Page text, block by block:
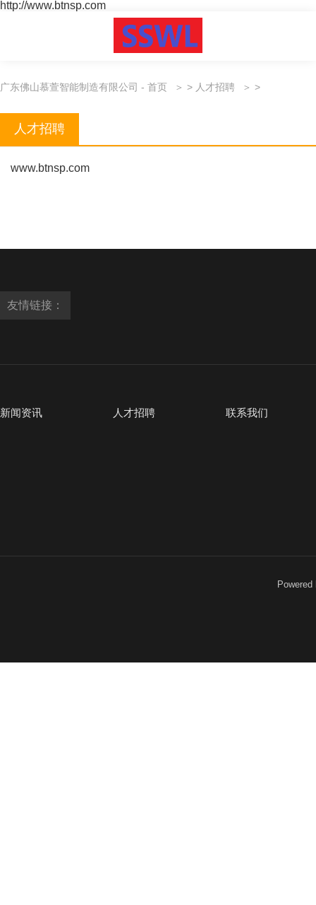
http://www.btnsp.com
广东佛山慕萱智能制造有限公司 - 首页 > 人才招聘 >
人才招聘
www.btnsp.com
友情链接：
新闻资讯 人才招聘 联系我们